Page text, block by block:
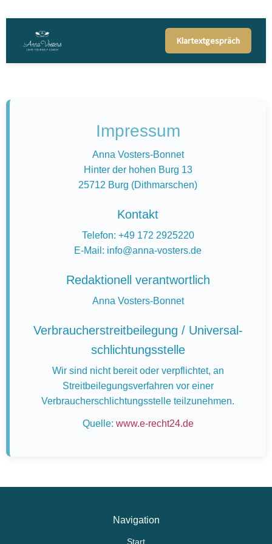
Klartextgespräch
Impressum
Anna Vosters-Bonnet
Hinter der hohen Burg 13
25712 Burg (Dithmarschen)
Kontakt
Telefon: +49 172 2925220
E-Mail: info@anna-vosters.de
Redaktionell verantwortlich
Anna Vosters-Bonnet
Verbraucher­streit­beilegung / Universal­
schlichtungs­stelle
Wir sind nicht bereit oder verpflichtet, an
Streitbeilegungsverfahren vor einer
Verbraucherschlichtungsstelle teilzunehmen.
Quelle: www.e-recht24.de
Navigation
Start